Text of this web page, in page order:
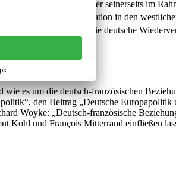
Integrationsprozess, der seinerseits im
und seine Integration in den
die Mauer fiel und die deutsche
es um die deutsch-französischen
den Beitrag „Deutsche
Woyke: „Deutsch-französische
Kohl und François Mitterrand einfließen